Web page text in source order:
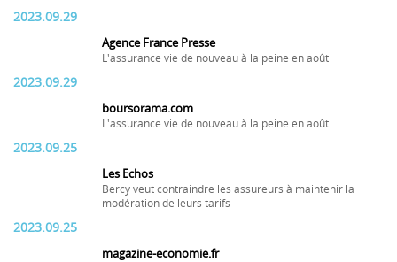
2023.09.29
Agence France Presse
L'assurance vie de nouveau à la peine en août
2023.09.29
boursorama.com
L'assurance vie de nouveau à la peine en août
2023.09.25
Les Echos
Bercy veut contraindre les assureurs à maintenir la
modération de leurs tarifs
2023.09.25
magazine-economie.fr